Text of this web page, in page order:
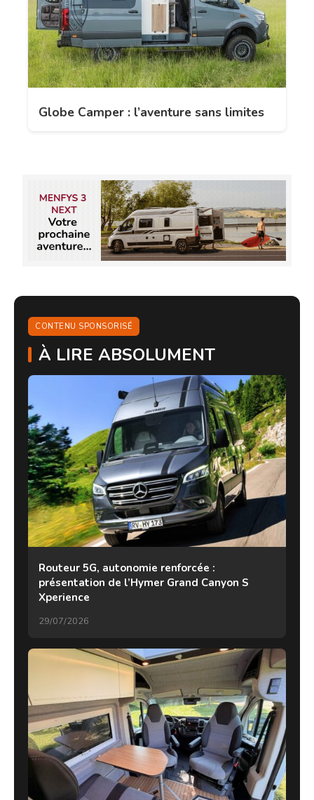
Globe Camper : l’aventure sans limites
CONTENU SPONSORISÉ
À LIRE ABSOLUMENT
Routeur 5G, autonomie renforcée :
présentation de l’Hymer Grand Canyon S
Xperience
29/07/2026